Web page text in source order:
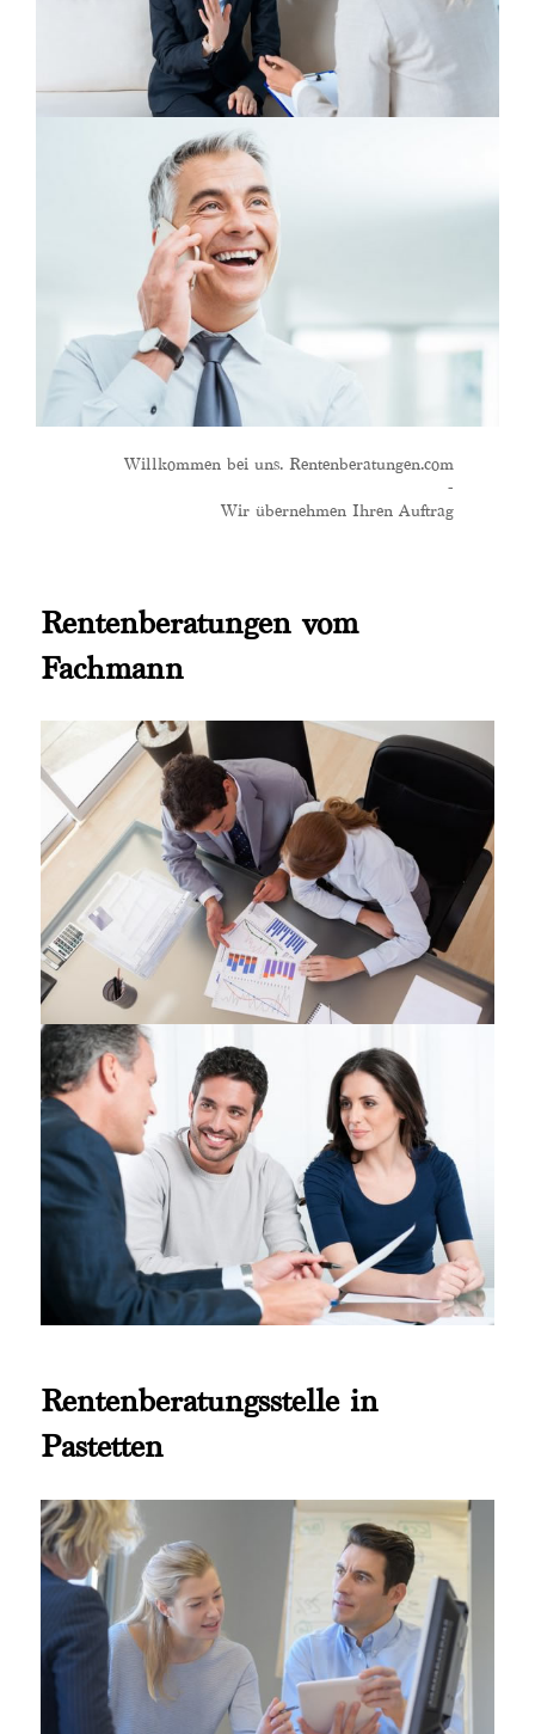
Willkommen bei uns. Rentenberatungen.com
-
Wir übernehmen Ihren Auftrag
Rentenberatungen vom
Fachmann
Rentenberatungsstelle in
Pastetten